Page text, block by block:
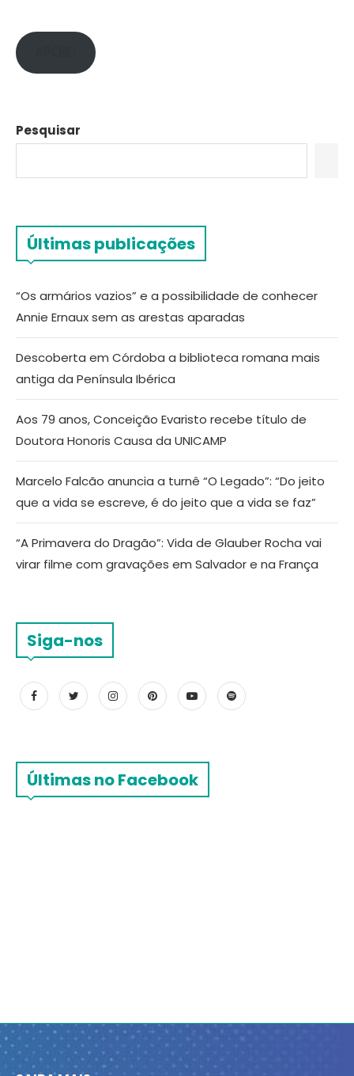
Pesquisar
Últimas publicações
“Os armários vazios” e a possibilidade de conhecer
Annie Ernaux sem as arestas aparadas
Descoberta em Córdoba a biblioteca romana mais
antiga da Península Ibérica
Aos 79 anos, Conceição Evaristo recebe título de
Doutora Honoris Causa da UNICAMP
Marcelo Falcão anuncia a turnê “O Legado”: “Do jeito
que a vida se escreve, é do jeito que a vida se faz”
“A Primavera do Dragão”: Vida de Glauber Rocha vai
virar filme com gravações em Salvador e na França
Siga-nos
Últimas no Facebook